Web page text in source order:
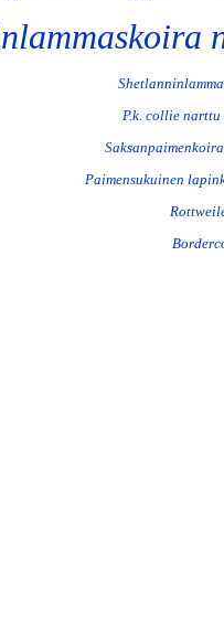
P.k. collie
Paimensukuinen